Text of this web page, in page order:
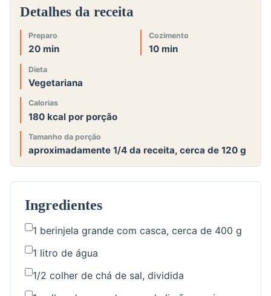
Detalhes da receita
Preparo
20 min
Cozimento
10 min
Dieta
Vegetariana
Calorias
180 kcal por porção
Tamanho da porção
aproximadamente 1/4 da receita, cerca de 120 g
Ingredientes
1 berinjela grande com casca, cerca de 400 g
1 litro de água
1/2 colher de chá de sal, dividida